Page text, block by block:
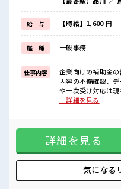
派手過ぎなければ髪型や髪
(規定有)≪未経験OKの仕事≫
新しいことにチャレンジする
しっかり働く環境が整っていま
イチからスキルUP・ステップ
≪様々なお仕事をご提案≫
一人で悩まず気軽に相談でき
派遣のお仕事です！
■職場の雰囲気
キバツ過ぎなければ髪色・髪
職場にはロッカー完備！
私物の置きすぎには注意が必
給 与 【時給】1,600 円
職 種 一般事務
仕事内容
企業向けの補助金
内容の不備確認、
や一次受け対応は
願いする場合がご
ださい。 ■お仕事PR ≪時間にメリハリを≫ 残業はほとんどナ
シ！ 場合によって
二日制≫ 週末は家
チベーションも
定有)≪未経験OK
不安だけど、 しっ
…詳細を見る
詳細を見る
気になる